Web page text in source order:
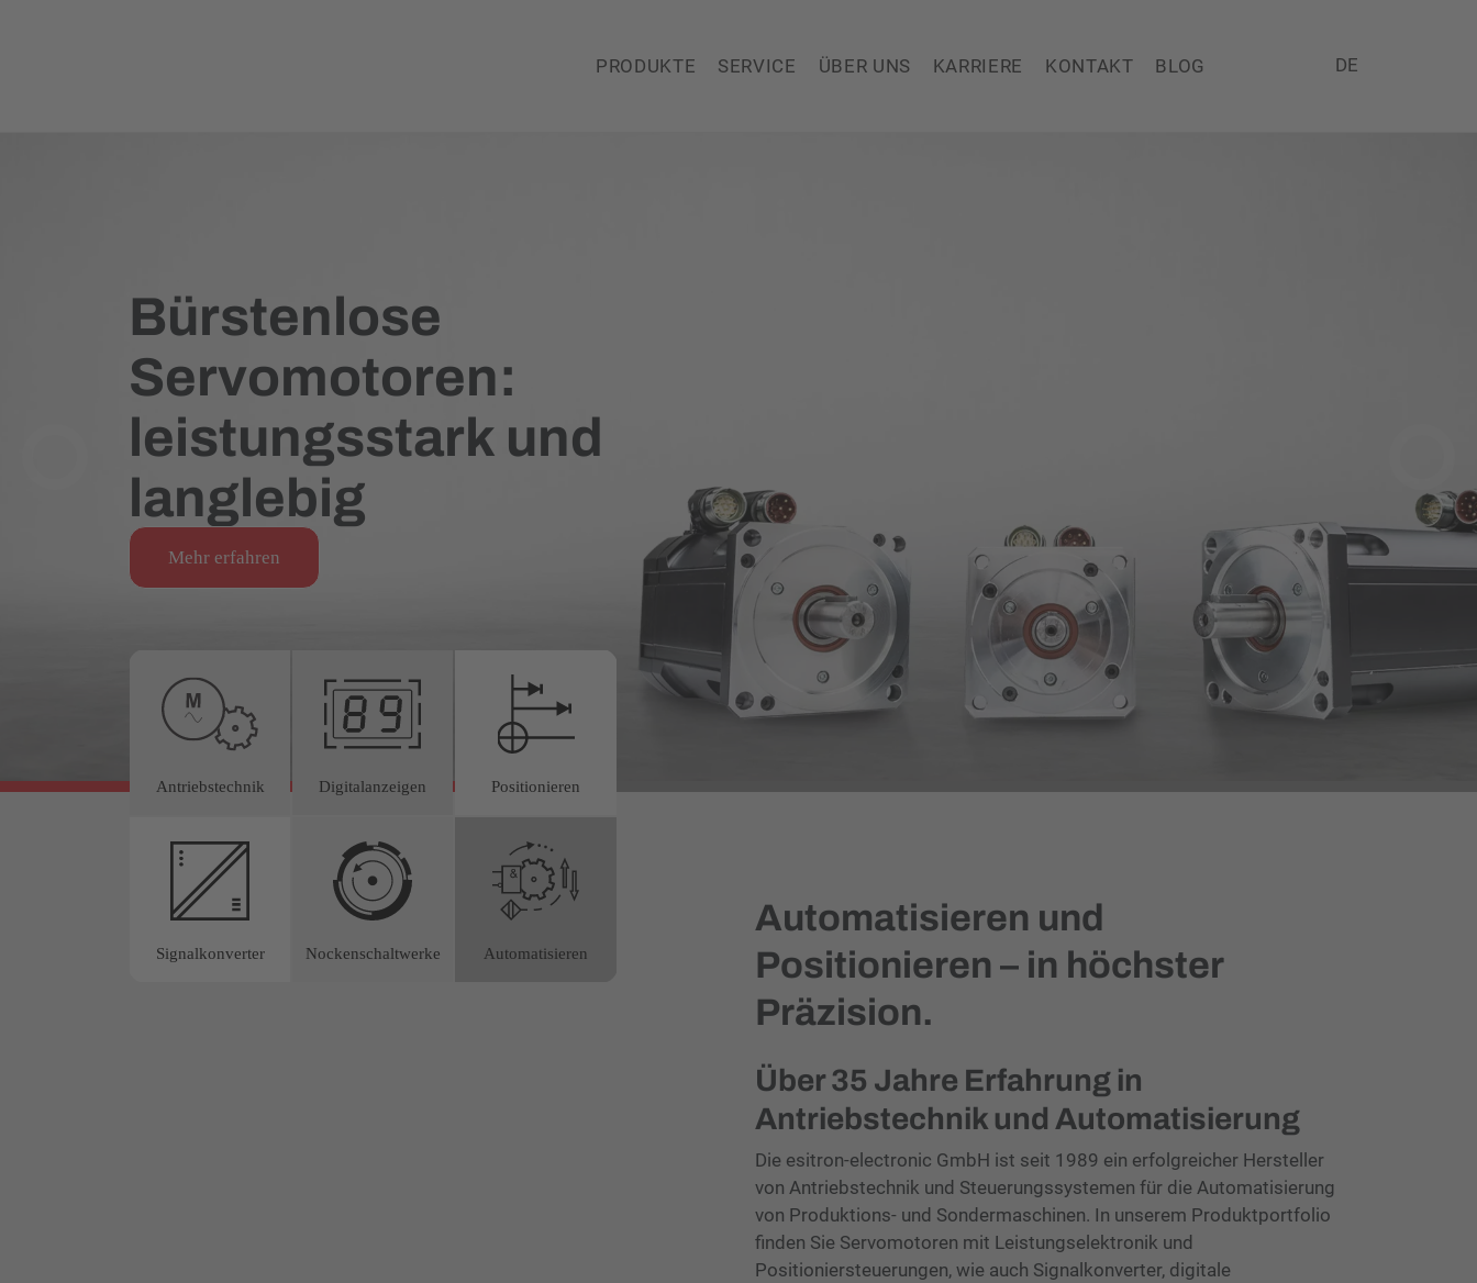
PRODUKTE SERVICE ÜBER UNS KARRIERE KONTAKT BLOG DE
Bürstenlose
Servomotoren:
leistungsstark und
langlebig
Mehr erfahren
Antriebstechnik Digitalanzeigen Positionieren
Signalkonverter Nockenschaltwerke Automatisieren
Automatisieren und
Positionieren – in höchster
Präzision.
Über 35 Jahre Erfahrung in
Antriebstechnik und Automatisierung
Die esitron-electronic GmbH ist seit 1989 ein erfolgreicher Hersteller
von Antriebstechnik und Steuerungssystemen für die Automatisierung
von Produktions- und Sondermaschinen. In unserem Produktportfolio
finden Sie Servomotoren mit Leistungselektronik und
Positioniersteuerungen, wie auch Signalkonverter, digitale